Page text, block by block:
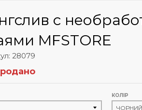
с
MFSTORE
28079
КОЛІР